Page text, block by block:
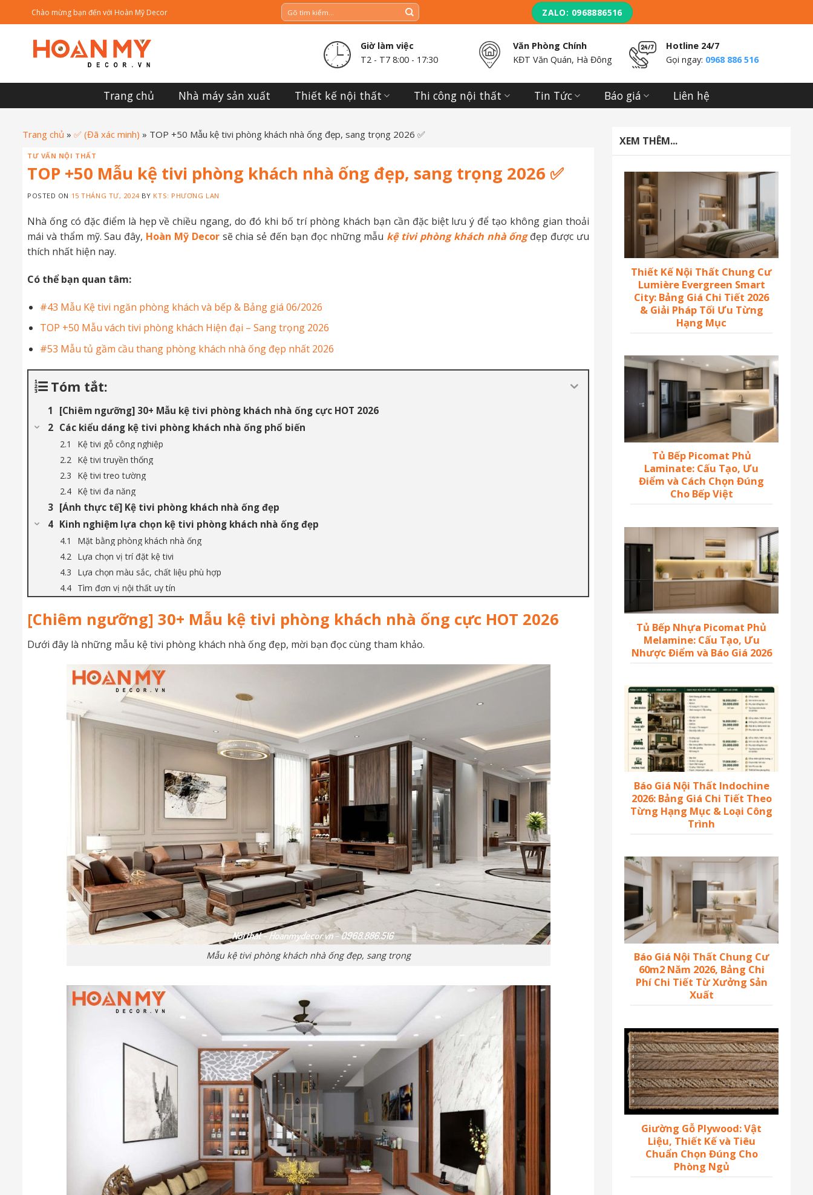
to
content
Chào mừng bạn đến với Hoàn Mỹ Decor ZALO: 0968886516
Giờ làm việc
T2 - T7 8:00 - 17:30
Văn Phòng Chính
KĐT Văn Quán, Hà Đông
Hotline 24/7
Gọi ngay: 0968 886 516
Trang chủ Nhà máy sản xuất Thiết kế nội thất Thi công nội thất Tin Tức Báo giá Liên hệ
Trang chủ » ✅ (Đã xác minh) » TOP +50 Mẫu kệ tivi phòng khách nhà ống đẹp, sang trọng 2026 ✅
TƯ VẤN NỘI THẤT
TOP +50 Mẫu kệ tivi phòng khách nhà ống đẹp, sang trọng 2026 ✅
POSTED ON 15 THÁNG TƯ, 2024BY KTS: PHƯƠNG LAN
Nhà ống có đặc điểm là hẹp về chiều ngang, do đó khi bố trí phòng khách bạn cần đặc biệt lưu ý để tạo không gian thoải
mái và thẩm mỹ. Sau đây, Hoàn Mỹ Decorsẽ chia sẻ đến bạn đọc những mẫu kệ tivi phòng khách nhà ốngđẹp được ưu
thích nhất hiện nay.
Có thể bạn quan tâm:
#43 Mẫu Kệ tivi ngăn phòng khách và bếp & Bảng giá 06/2026
TOP +50 Mẫu vách tivi phòng khách Hiện đại – Sang trọng 2026
#53 Mẫu tủ gầm cầu thang phòng khách nhà ống đẹp nhất 2026
Tóm tắt:
[Chiêm ngưỡng] 30+ Mẫu kệ tivi phòng khách nhà ống cực HOT 2026
Các kiểu dáng kệ tivi phòng khách nhà ống phổ biến
Kệ tivi gỗ công nghiệp
Kệ tivi truyền thống
Kệ tivi treo tường
Kệ tivi đa năng
[Ảnh thực tế] Kệ tivi phòng khách nhà ống đẹp
Kinh nghiệm lựa chọn kệ tivi phòng khách nhà ống đẹp
Mặt bằng phòng khách nhà ống
Lựa chọn vị trí đặt kệ tivi
Lựa chọn màu sắc, chất liệu phù hợp
Tìm đơn vị nội thất uy tín
[Chiêm ngưỡng] 30+ Mẫu kệ tivi phòng khách nhà ống cực HOT 2026
Dưới đây là những mẫu kệ tivi phòng khách nhà ống đẹp, mời bạn đọc cùng tham khảo.
Mẫu kệ tivi phòng khách nhà ống đẹp, sang trọng
XEM THÊM...
Thiết Kế Nội Thất Chung Cư
Lumière Evergreen Smart
City: Bảng Giá Chi Tiết 2026
& Giải Pháp Tối Ưu Từng
Hạng Mục
Tủ Bếp Picomat Phủ
Laminate: Cấu Tạo, Ưu
Điểm và Cách Chọn Đúng
Cho Bếp Việt
Tủ Bếp Nhựa Picomat Phủ
Melamine: Cấu Tạo, Ưu
Nhược Điểm và Báo Giá 2026
Báo Giá Nội Thất Indochine
2026: Bảng Giá Chi Tiết Theo
Từng Hạng Mục & Loại Công
Trình
Báo Giá Nội Thất Chung Cư
60m2 Năm 2026, Bảng Chi
Phí Chi Tiết Từ Xưởng Sản
Xuất
Giường Gỗ Plywood: Vật
Liệu, Thiết Kế và Tiêu
Chuẩn Chọn Đúng Cho
Phòng Ngủ